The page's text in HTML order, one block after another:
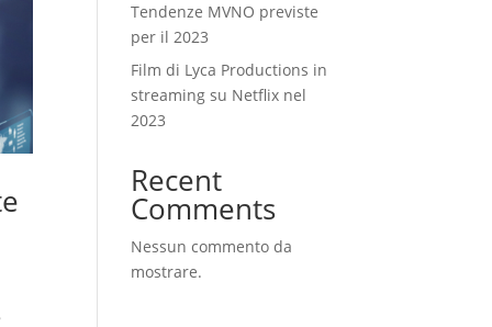
Tendenze MVNO previste
per il 2023
Film di Lyca Productions in
streaming su Netflix nel
2023
Recent
Comments
Nessun commento da
mostrare.